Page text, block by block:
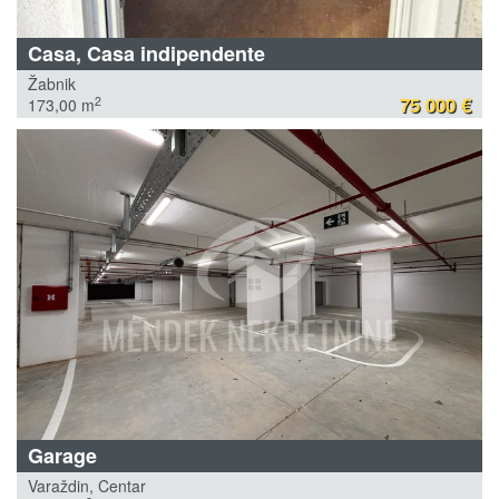
Casa, Casa indipendente
Žabnik
173,00 m2 75 000 €
Garage
Varaždin, Centar